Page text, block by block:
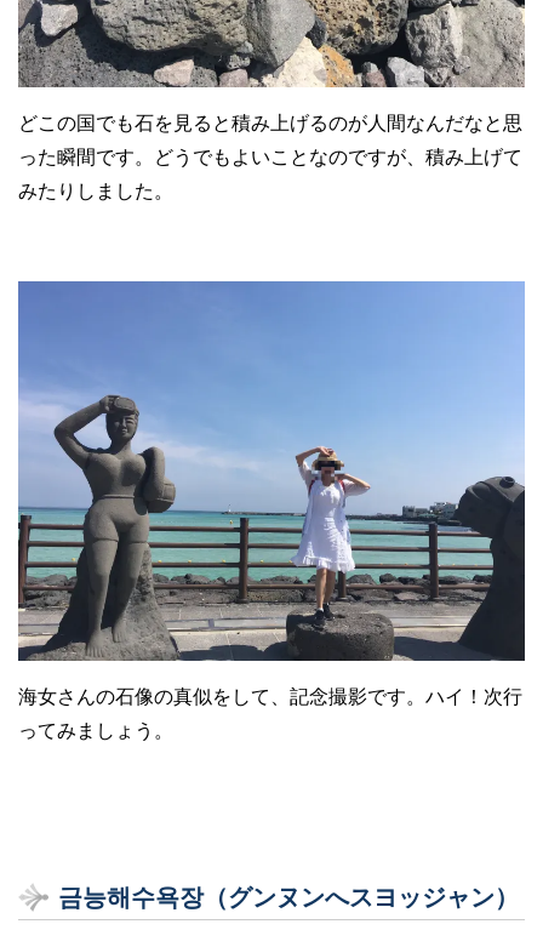
どこの国でも石を見ると積み上げるのが人間なんだなと思
った瞬間です。どうでもよいことなのですが、積み上げて
みたりしました。
海女さんの石像の真似をして、記念撮影です。ハイ！次行
ってみましょう。
금능해수욕장（グンヌンへスヨッジャン）